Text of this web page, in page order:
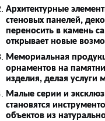
Архитектурные
стеновых панелей,
переносить в камень
открывает новые
Мемориальная
орнаментов на
изделия, делая
Малые серии и
становятся
объектов из